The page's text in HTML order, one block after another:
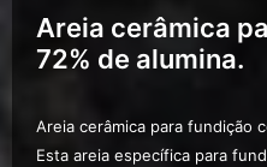
Areia cerâmica
72% de alumina.
Areia cerâmica para fundição
Esta areia específica para